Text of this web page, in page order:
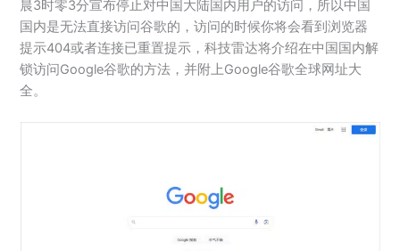
晨3时零3分宣布停止对中国大陆国内用户的访问，所以中国
国内是无法直接访问谷歌的，访问的时候你将会看到浏览器
提示404或者连接已重置提示，科技雷达将介绍在中国国内解
锁访问Google谷歌的方法，并附上Google谷歌全球网址大
全。